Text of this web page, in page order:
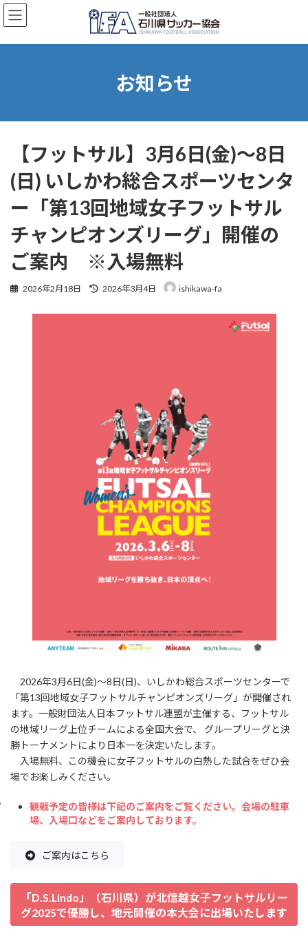
コ
ン
ン
ナ
ビ
ー
お知らせ
【フットサル】3月6日(金)～8日
(日) いしかわ総合スポーツセンタ
ー「第13回地域女子フットサル
チャンピオンズリーグ」開催の
ご案内 ※入場無料
2026年2月18日
最
2026年3月4日 ishikawa-fa
2026年3月6日(金)～8日(日)、いしかわ総合スポーツセンターで
「第13回地域女子フットサルチャンピオンズリーグ」が開催され
ます。一般財団法人日本フットサル連盟が主催する、フットサル
の地域リーグ上位チームによる全国大会で、 グループリーグと決
勝トーナメントにより日本一を決定いたします。
入場無料、この機会に女子フットサルの白熱した試合をぜひ会
場でお楽しみください。
観戦予定の皆様は下記のご案内をご覧ください。会場の駐車
場、入場口などをご案内しております。
ご案内はこちら
「D.S.Lindo」（石川県）が北信越女子フットサルリー
グ2025で優勝し、地元開催の本大会に出場いたします